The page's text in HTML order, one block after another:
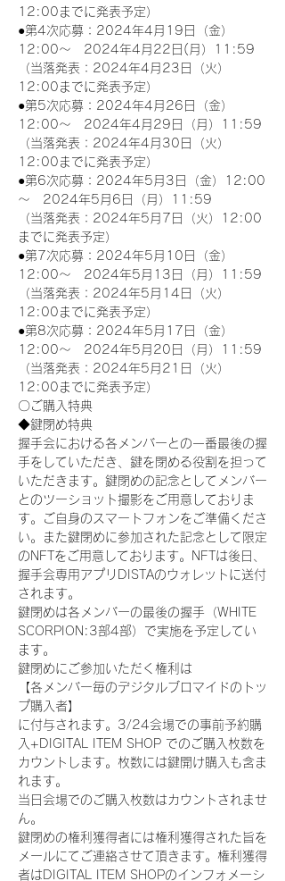
12:00までに発表予定）
●第4次応募：2024年4月19日（金）
12:00～　2024年4月22日(月）11:59
（当落発表：2024年4月23日（火）
12:00までに発表予定）
●第5次応募：2024年4月26日（金）
12:00～　2024年4月29日（月）11:59
（当落発表：2024年4月30日（火）
12:00までに発表予定）
●第6次応募：2024年5月3日（金）12:00
～　2024年5月6日（月）11:59
（当落発表：2024年5月7日（火）12:00
までに発表予定）
●第7次応募：2024年5月10日（金）
12:00～　2024年5月13日（月）11:59
（当落発表：2024年5月14日（火）
12:00までに発表予定）
●第8次応募：2024年5月17日（金）
12:00～　2024年5月20日（月）11:59
（当落発表：2024年5月21日（火）
12:00までに発表予定）
〇ご購入特典
◆鍵閉め特典
握手会における各メンバーとの一番最後の握
手をしていただき、鍵を閉める役割を担って
いただきます。鍵閉めの記念としてメンバー
とのツーショット撮影をご用意しておりま
す。ご自身のスマートフォンをご準備くださ
い。また鍵閉めに参加された記念として限定
のNFTをご用意しております。NFTは後日、
握手会専用アプリDISTAのウォレットに送付
されます。
鍵閉めは各メンバーの最後の握手（WHITE
SCORPION:3部4部）で実施を予定してい
ます。
鍵閉めにご参加いただく権利は
【各メンバー毎のデジタルブロマイドのトッ
プ購入者】
に付与されます。3/24会場での事前予約購
入+DIGITAL ITEM SHOP でのご購入枚数を
カウントします。枚数には鍵開け購入も含ま
れます。
当日会場でのご購入枚数はカウントされませ
ん。
鍵閉めの権利獲得者には権利獲得された旨を
メールにてご連絡させて頂きます。権利獲得
者はDIGITAL ITEM SHOPのインフォメーシ